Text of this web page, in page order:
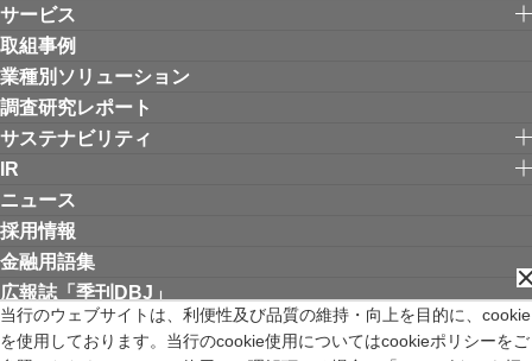
当行のウェブサイトは、利便性及び品質の維持・向上を目的に、cookie
を使用しております。当行のcookie使用についてはcookieポリシーをご
サービス
取組事例
業種別ソリューション
調査研究レポート
サステナビリティ
IR
ニュース
採用情報
金融用語集
広報誌「季刊DBJ」